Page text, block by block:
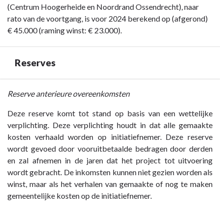
(Centrum Hoogerheide en Noordrand Ossendrecht), naar
rato van de voortgang, is voor 2024 berekend op (afgerond)
€ 45.000 (raming winst: € 23.000).
Reserves
Terug
navigatie
Paragraaf
Grondbeleid
Reserves
Reserveanterieure overeenkomsten
Deze reserve komt tot stand op basis van een wettelijke
verplichting. Deze verplichting houdt in dat alle gemaakte
kosten verhaald worden op initiatiefnemer. Deze reserve
wordt gevoed door vooruitbetaalde bedragen door derden
en zal afnemen in de jaren dat het project tot uitvoering
wordt gebracht. De inkomsten kunnen niet gezien worden als
winst, maar als het verhalen van gemaakte of nog te maken
gemeentelijke kosten op de initiatiefnemer.